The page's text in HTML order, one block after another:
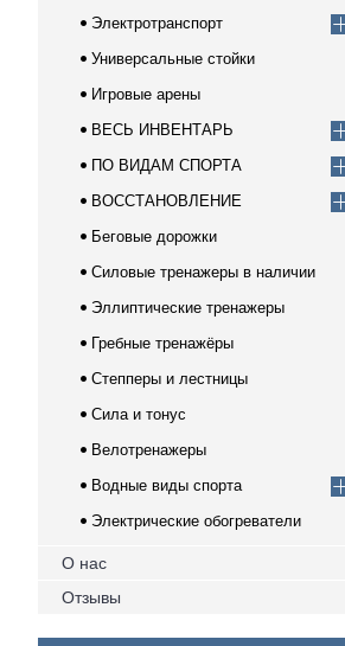
Электротранспорт
Универсальные стойки
Игровые арены
ВЕСЬ ИНВЕНТАРЬ
ПО ВИДАМ СПОРТА
ВОССТАНОВЛЕНИЕ
Беговые дорожки
Силовые тренажеры в наличии
Эллиптические тренажеры
Гребные тренажёры
Степперы и лестницы
Сила и тонус
Велотренажеры
Водные виды спорта
Электрические обогреватели
О нас
Отзывы